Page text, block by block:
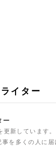
イター
ー
新しています。
を多くの人に届